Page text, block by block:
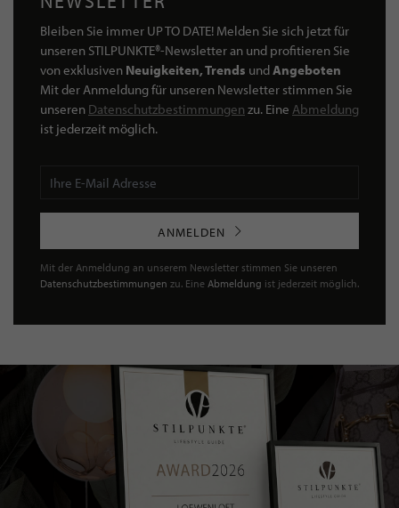
Bleiben Sie immer UP TO DATE! Melden Sie sich jetzt für
unseren STILPUNKTE®-Newsletter an und profitieren Sie
von exklusiven Neuigkeiten, Trends undAngeboten
Mit der Anmeldung für unseren Newsletter stimmen Sie
unseren Datenschutzbestimmungen zu. Eine Abmeldung
ist jederzeit möglich.
ANMELDEN
Mit der Anmeldung an unserem Newsletter stimmen Sie unseren
Datenschutzbestimmungen zu. Eine Abmeldung ist jederzeit möglich.